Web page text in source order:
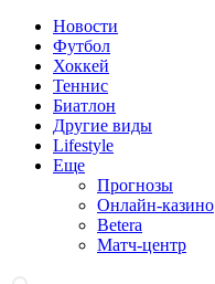
Новости
Футбол
Хоккей
Теннис
Биатлон
Другие виды
Lifestyle
Еще
Прогнозы
Онлайн-казино
Betera
Матч-центр